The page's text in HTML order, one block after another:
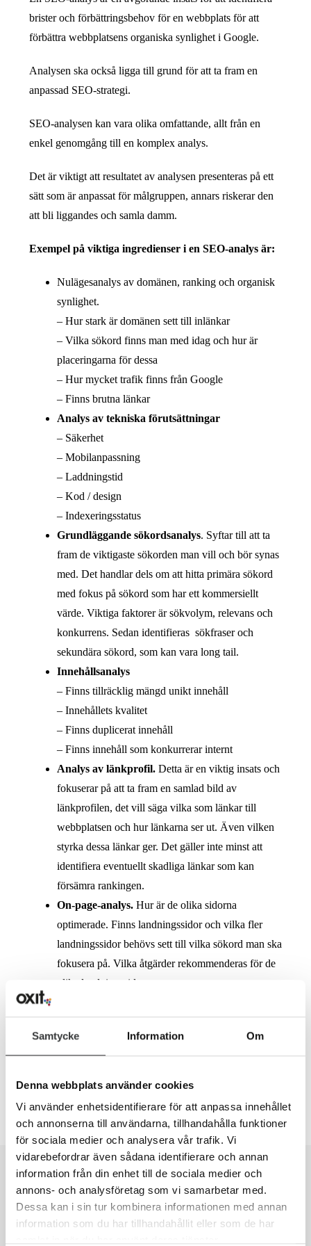
Samtycke Information Om
Denna webbplats använder cookies
Vi använder enhetsidentifierare för att anpassa innehållet
och annonserna till användarna, tillhandahålla funktioner
för sociala medier och analysera vår trafik. Vi
vidarebefordrar även sådana identifierare och annan
information från din enhet till de sociala medier och
annons- och analysföretag som vi samarbetar med.
Dessa kan i sin tur kombinera informationen med annan
information som du har tillhandahållit eller som de har
brister och förbättringsbehov för en webbplats för att
förbättra webbplatsens organiska synlighet i Google.
Analysen ska också ligga till grund för att ta fram en
anpassad SEO-strategi.
SEO-analysen kan vara olika omfattande, allt från en
enkel genomgång till en komplex analys.
Det är viktigt att resultatet av analysen presenteras på ett
sätt som är anpassat för målgruppen, annars riskerar den
att bli liggandes och samla damm.
Exempel på viktiga ingredienser i en SEO-analys är:
Nulägesanalys av domänen, ranking och organisk
synlighet.
– Hur stark är domänen sett till inlänkar
– Vilka sökord finns man med idag och hur är
placeringarna för dessa
– Hur mycket trafik finns från Google
– Finns brutna länkar
Analys av tekniska förutsättningar
– Säkerhet
– Mobilanpassning
– Laddningstid
– Kod / design
– Indexeringsstatus
Grundläggande sökordsanalys. Syftar till att ta
fram de viktigaste sökorden man vill och bör synas
med. Det handlar dels om att hitta primära sökord
med fokus på sökord som har ett kommersiellt
värde. Viktiga faktorer är sökvolym, relevans och
konkurrens. Sedan identifieras sökfraser och
sekundära sökord, som kan vara long tail.
Innehållsanalys
– Finns tillräcklig mängd unikt innehåll
– Innehållets kvalitet
– Finns duplicerat innehåll
– Finns innehåll som konkurrerar internt
Analys av länkprofil.Detta är en viktig insats och
fokuserar på att ta fram en samlad bild av
länkprofilen, det vill säga vilka som länkar till
webbplatsen och hur länkarna ser ut. Även vilken
styrka dessa länkar ger. Det gäller inte minst att
identifiera eventuellt skadliga länkar som kan
försämra rankingen.
On-page-analys.Hur är de olika sidorna
optimerade. Finns landningssidor och vilka fler
landningssidor behövs sett till vilka sökord man ska
fokusera på. Vilka åtgärder rekommenderas för de
olika landningssidorna.
SEO-analysen är utan tvekan viktig för att lyckas, men
det är ännu viktigare att man tar fram en strategi och plan
för hur man ska implementera SEO för webbplatsen som
SEO-analys med ditt resultat på 1
minut